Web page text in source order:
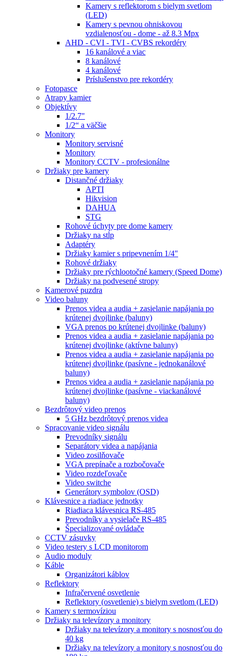
Kamery s reflektorom s bielym svetlom
(LED)
Kamery s pevnou ohniskovou
vzdialenosťou - dome - až 8.3 Mpx
AHD - CVI - TVI - CVBS rekordéry
16 kanálové a viac
8 kanálové
4 kanálové
Príslušenstvo pre rekordéry
Fotopasce
Atrapy kamier
Objektívy
1/2.7"
1/2“ a väčšie
Monitory
Monitory servisné
Monitory
Monitory CCTV - profesionálne
Držiaky pre kamery
Distančné držiaky
APTI
Hikvision
DAHUA
STG
Rohové úchyty pre dome kamery
Držiaky na stĺp
Adaptéry
Držiaky kamier s pripevnením 1/4"
Rohové držiaky
Držiaky pre rýchlootočné kamery (Speed Dome)
Držiaky na podvesené stropy
Kamerové puzdra
Video baluny
Prenos videa a audia + zasielanie napájania po
krútenej dvojlinke (baluny)
VGA prenos po krútenej dvojlinke (baluny)
Prenos videa a audia + zasielanie napájania po
krútenej dvojlinke (aktívne baluny)
Prenos videa a audia + zasielanie napájania po
krútenej dvojlinke (pasívne - jednokanálové
baluny)
Prenos videa a audia + zasielanie napájania po
krútenej dvojlinke (pasívne - viackanálové
baluny)
Bezdrôtový video prenos
5 GHz bezdrôtový prenos videa
Spracovanie video signálu
Prevodníky signálu
Separátory videa a napájania
Video zosilňovače
VGA prepínače a rozbočovače
Video rozdeľovače
Video switche
Generátory symbolov (OSD)
Klávesnice a riadiace jednotky
Riadiaca klávesnica RS-485
Prevodníky a vysielače RS-485
Špecializované ovládače
CCTV zásuvky
Video testery s LCD monitorom
Audio moduly
Káble
Organizátori káblov
Reflektory
Infračervené osvetlenie
Reflektory (osvetlenie) s bielym svetlom (LED)
Kamery s termovíziou
Držiaky na televízory a monitory
Držiaky na televízory a monitory s nosnosťou do
40 kg
Držiaky na televízory a monitory s nosnosťou do